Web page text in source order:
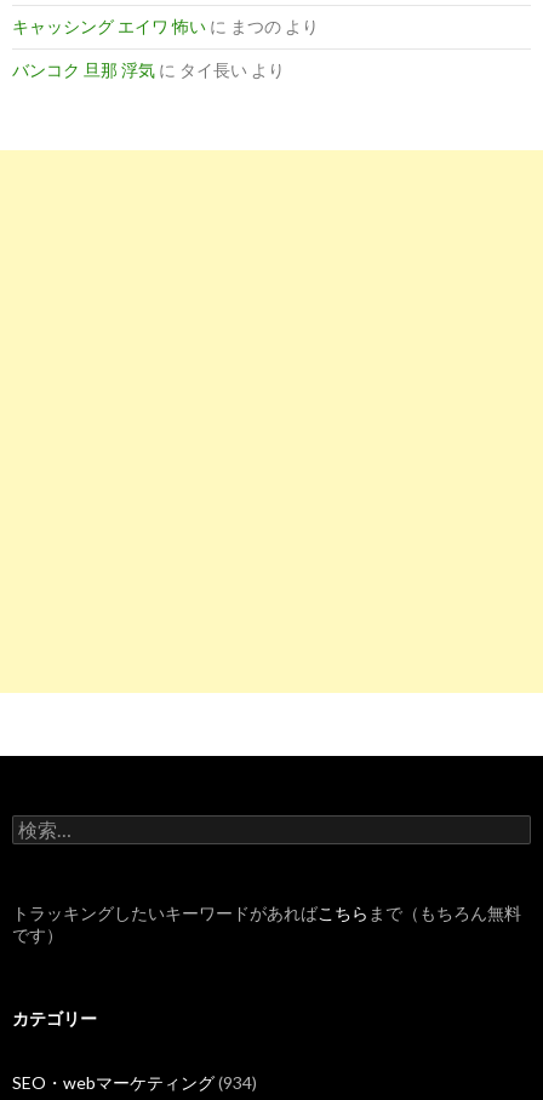
キャッシング エイワ 怖い に まつの より
バンコク 旦那 浮気 に タイ長い より
検
索
トラッキングしたいキーワードがあればこちら まで（もちろん無料
です）
カテゴリー
SEO・webマーケティング(934)